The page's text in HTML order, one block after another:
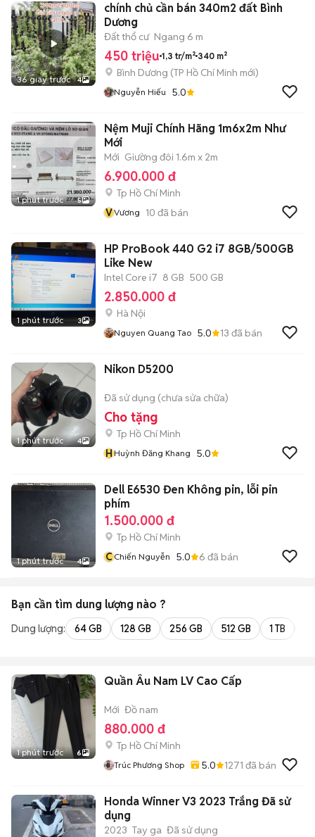
36 giây trước 4
chính chủ cần bán 340m2 đất Bình
Dương
Đất thổ cư Ngang 6 m
450 triệu 1,3 tr/m² 340 m²
Bình Dương (TP Hồ Chí Minh mới)
Nguyễn Hiếu 5.0
1 phút trước 5
Nệm Muji Chính Hãng 1m6x2m Như
Mới
Mới Giường đôi 1.6m x 2m
6.900.000 đ
Tp Hồ Chí Minh
VVương 10 đã bán
1 phút trước 3
HP ProBook 440 G2 i7 8GB/500GB
Like New
Intel Core i7 8 GB 500 GB
2.850.000 đ
Hà Nội
Nguyen Quang Tao 5.0 13 đã bán
1 phút trước 4
Nikon D5200
Đã sử dụng (chưa sửa chữa)
Cho tặng
Tp Hồ Chí Minh
HHuỳnh Đăng Khang 5.0
1 phút trước 4
Dell E6530 Đen Không pin, lỗi pin
phím
1.500.000 đ
Tp Hồ Chí Minh
CChiến Nguyễn 5.0 6 đã bán
Bạn cần tìm dung lượng nào ?
Dung lượng: 64 GB 128 GB 256 GB 512 GB 1 TB
1 phút trước 6
Quần Âu Nam LV Cao Cấp
Mới Đồ nam
880.000 đ
Tp Hồ Chí Minh
Trúc Phương Shop 5.0 1271 đã bán
Honda Winner V3 2023 Trắng Đã sử
dụng
2023 Tay ga Đã sử dụng